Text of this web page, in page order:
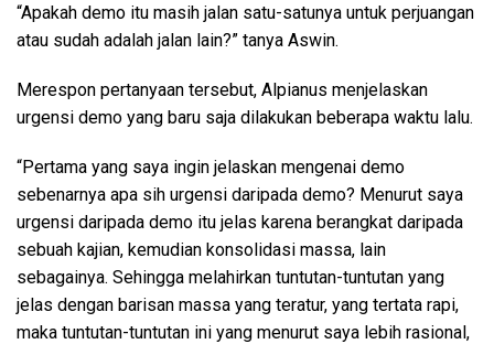
“Apakah demo itu masih jalan satu-satunya untuk perjuangan
atau sudah adalah jalan lain?” tanya Aswin.
Merespon pertanyaan tersebut, Alpianus menjelaskan
urgensi demo yang baru saja dilakukan beberapa waktu lalu.
“Pertama yang saya ingin jelaskan mengenai demo
sebenarnya apa sih urgensi daripada demo? Menurut saya
urgensi daripada demo itu jelas karena berangkat daripada
sebuah kajian, kemudian konsolidasi massa, lain
sebagainya. Sehingga melahirkan tuntutan-tuntutan yang
jelas dengan barisan massa yang teratur, yang tertata rapi,
maka tuntutan-tuntutan ini yang menurut saya lebih rasional,